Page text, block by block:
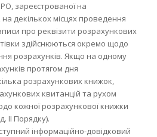
зареєстрованої на
декількох місцях проведення
про реквізити розрахункових
здійснюються окремо щодо
розрахунків. Якщо на одному
протягом дня
розрахункових книжок,
квитанцій та рухом
кожної розрахункової книжки
ІІ Порядку).
інформаційно-довідковий